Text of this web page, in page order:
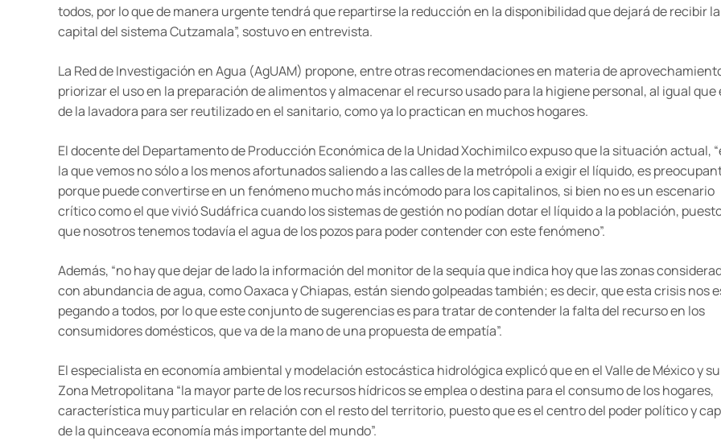
todos, por lo que de manera urgente tendrá que repartirse la reducción en la disponibilidad que dejará de recibir la
capital del sistema Cutzamala”, sostuvo en entrevista.
La Red de Investigación en Agua (AgUAM) propone, entre otras recomendaciones en materia de
priorizar el uso en la preparación de alimentos y almacenar el recurso usado para la higiene personal, al igual que
de la lavadora para ser reutilizado en el sanitario, como ya lo practican en muchos hogares.
El docente del Departamento de Producción Económica de la Unidad Xochimilco expuso que la situación actual,
la que vemos no sólo a los menos afortunados saliendo a las calles de la metrópoli a exigir el líquido, es
porque puede convertirse en un fenómeno mucho más incómodo para los capitalinos, si bien no es un escenario
crítico como el que vivió Sudáfrica cuando los sistemas de gestión no podían dotar el líquido a la población,
que nosotros tenemos todavía el agua de los pozos para poder contender con este fenómeno”.
Además, “no hay que dejar de lado la información del monitor de la sequía que indica hoy que las zonas
con abundancia de agua, como Oaxaca y Chiapas, están siendo golpeadas también; es decir, que esta crisis nos
pegando a todos, por lo que este conjunto de sugerencias es para tratar de contender la falta del recurso en los
consumidores domésticos, que va de la mano de una propuesta de empatía”.
El especialista en economía ambiental y modelación estocástica hidrológica explicó que en el Valle de México y su
Zona Metropolitana “la mayor parte de los recursos hídricos se emplea o destina para el consumo de los hogares,
característica muy particular en relación con el resto del territorio, puesto que es el centro del poder político y
de la quinceava economía más importante del mundo”.